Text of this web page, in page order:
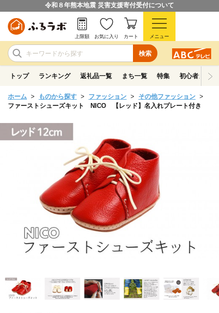
令和８年熊本地震 災害支援寄付受付について
検索
上限額 お気に入り カート メニュー
トップ ランキング 返礼品一覧 まち一覧 特集 初心者ガイド
ホーム ものから探す ファッション
その他ファッション
ファーストシューズキット NICO 【レッド】名入れプレート付き